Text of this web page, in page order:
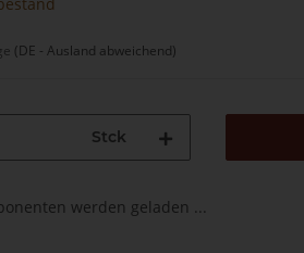
(DE - Ausland abweichend)
Stck
werden geladen ...